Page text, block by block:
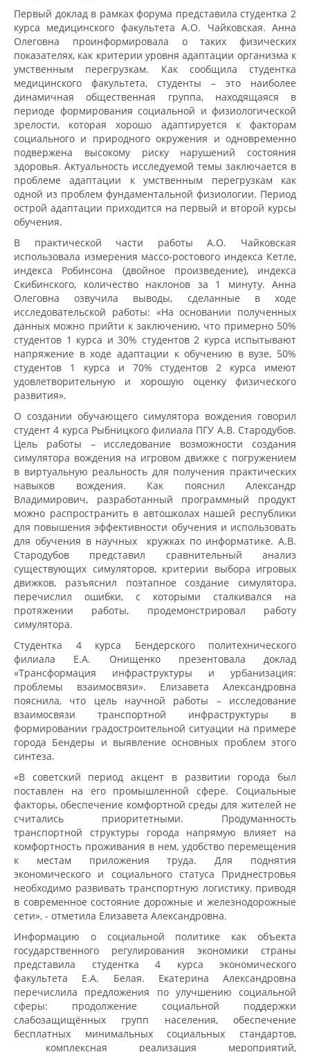
Первый доклад в рамках форума представила студентка 2
курса медицинского факультета А.О. Чайковская. Анна
Олеговна проинформировала о таких физических
показателях, как критерии уровня адаптации организма к
умственным перегрузкам. Как сообщила студентка
медицинского факультета, студенты – это наиболее
динамичная общественная группа, находящаяся в
периоде формирования социальной и физиологической
зрелости, которая хорошо адаптируется к факторам
социального и природного окружения и одновременно
подвержена высокому риску нарушений состояния
здоровья. Актуальность исследуемой темы заключается в
проблеме адаптации к умственным перегрузкам как
одной из проблем фундаментальной физиологии. Период
острой адаптации приходится на первый и второй курсы
обучения.
В практической части работы А.О. Чайковская
использовала измерения массо-ростового индекса Кетле,
индекса Робинсона (двойное произведение), индекса
Скибинского, количество наклонов за 1 минуту. Анна
Олеговна озвучила выводы, сделанные в ходе
исследовательской работы: «На основании полученных
данных можно прийти к заключению, что примерно 50%
студентов 1 курса и 30% студентов 2 курса испытывают
напряжение в ходе адаптации к обучению в вузе, 50%
студентов 1 курса и 70% студентов 2 курса имеют
удовлетворительную и хорошую оценку физического
развития».
О создании обучающего симулятора вождения говорил
студент 4 курса Рыбницкого филиала ПГУ А.В. Стародубов.
Цель работы – исследование возможности создания
симулятора вождения на игровом движке с погружением
в виртуальную реальность для получения практических
навыков вождения. Как пояснил Александр
Владимирович, разработанный программный продукт
можно распространить в автошколах нашей республики
для повышения эффективности обучения и использовать
для обучения в научных кружках по информатике. А.В.
Стародубов представил сравнительный анализ
существующих симуляторов, критерии выбора игровых
движков, разъяснил поэтапное создание симулятора,
перечислил ошибки, с которыми сталкивался на
протяжении работы, продемонстрировал работу
симулятора.
Студентка 4 курса Бендерского политехнического
филиала Е.А. Онищенко презентовала доклад
«Трансформация инфраструктуры и урбанизация:
проблемы взаимосвязи». Елизавета Александровна
пояснила, что цель научной работы – исследование
взаимосвязи транспортной инфраструктуры в
формировании градостроительной ситуации на примере
города Бендеры и выявление основных проблем этого
синтеза.
«В советский период акцент в развитии города был
поставлен на его промышленной сфере. Социальные
факторы, обеспечение комфортной среды для жителей не
считались приоритетными. Продуманность
транспортной структуры города напрямую влияет на
комфортность проживания в нем, удобство перемещения
к местам приложения труда. Для поднятия
экономического и социального статуса Приднестровья
необходимо развивать транспортную логистику, приводя
в современное состояние дорожные и железнодорожные
сети», - отметила Елизавета Александровна.
Информацию о социальной политике как объекта
государственного регулирования экономики страны
представила студентка 4 курса экономического
факультета Е.А. Белая. Екатерина Александровна
перечислила предложения по улучшению социальной
сферы: продолжение социальной поддержки
слабозащищённых групп населения, обеспечение
бесплатных минимальных социальных стандартов,
комплексная реализация мероприятий,